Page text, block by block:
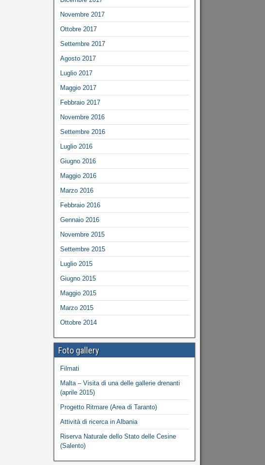
Novembre 2017
Ottobre 2017
Settembre 2017
Agosto 2017
Luglio 2017
Maggio 2017
Febbraio 2017
Novembre 2016
Settembre 2016
Luglio 2016
Giugno 2016
Maggio 2016
Marzo 2016
Febbraio 2016
Gennaio 2016
Novembre 2015
Settembre 2015
Luglio 2015
Giugno 2015
Maggio 2015
Marzo 2015
Ottobre 2014
Foto gallery
Filmati
Malta – Visita di una delle gallerie drenanti
(aprile 2015)
Progetto Ritmare (Area di Taranto)
Attività di ricerca in Albania
Riserva Naturale dello Stato delle Cesine
(Salento)